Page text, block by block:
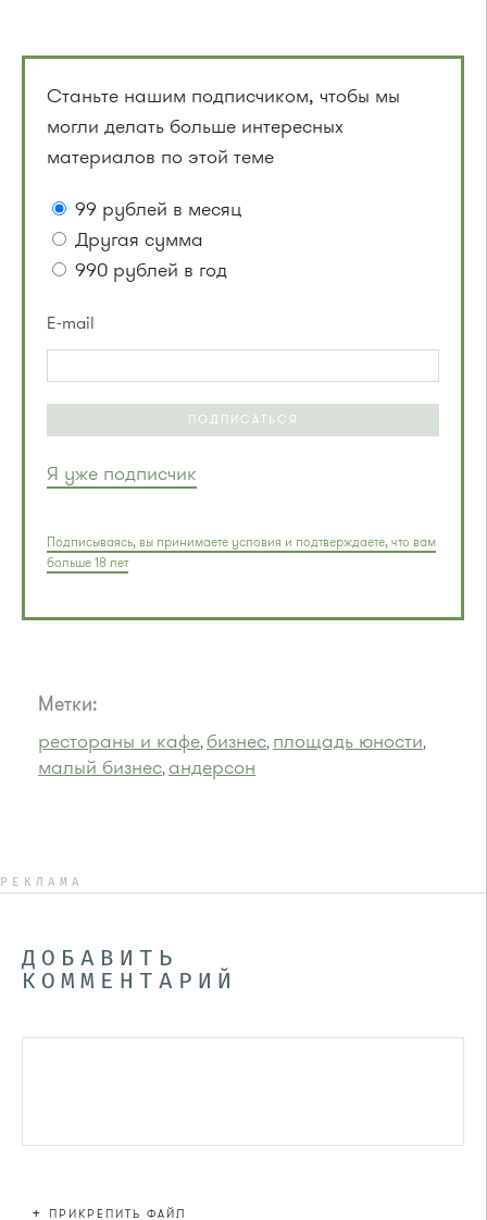
Станьте нашим подписчиком, чтобы мы
могли делать больше интересных
материалов по этой теме
99 рублей в месяц
Другая сумма
990 рублей в год
E-mail
ПОДПИСАТЬСЯ
Я уже подписчик
Подписываясь, вы принимаете условия и подтверждаете, что вам
больше 18 лет
Метки:
рестораны и кафе, бизнес, площадь юности,
малый бизнес,андерсон
РЕКЛАМА
ДОБАВИТЬ
КОММЕНТАРИЙ
+ ПРИКРЕПИТЬ ФАЙЛ